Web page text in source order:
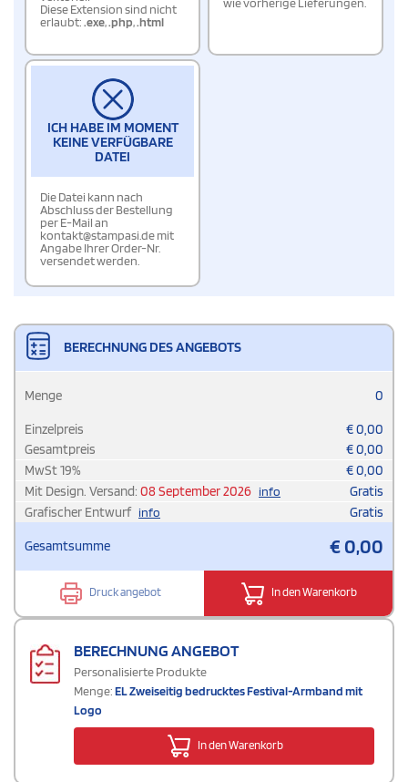
Diese Extension sind nicht
erlaubt:.exe,.php,.html
ICH HABE IM MOMENT
KEINE VERFÜGBARE
DATEI
Die Datei kann nach
Abschluss der Bestellung
per E-Mail an
kontakt@stampasi.de mit
Angabe Ihrer Order-Nr.
versendet werden.
BERECHNUNG DES ANGEBOTS
Menge 0
Einzelpreis €0,00
Gesamtpreis
€0,00
MwSt19% €0,00
Mit Design. Versand: 08 September 2026 info
Gratis
Grafischer Entwurf info Gratis
Gesamtsumme €0,00
Druck angebot In den Warenkorb
BERECHNUNG ANGEBOT
Personalisierte Produkte
Menge:EL Zweiseitig bedrucktes Festival-Armband mit
Logo
In den Warenkorb